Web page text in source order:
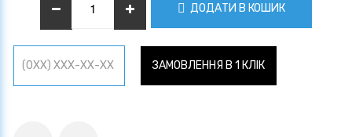
ДОДАТИ В КОШИК
ЗАМОВЛЕННЯ В 1 КЛІК